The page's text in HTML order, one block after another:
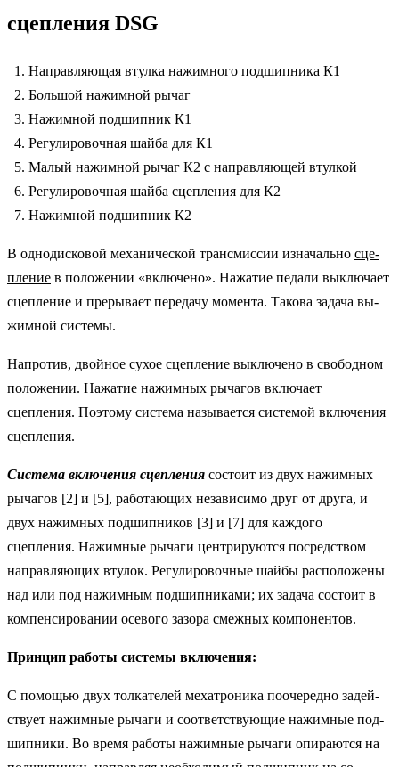
сцепления DSG
Направляющая втулка нажимного подшипника К1
Большой нажимной рычаг
Нажимной подшипник К1
Регулировочная шайба для К1
Малый нажимной рычаг К2 с направляющей втулкой
Регулировочная шайба сцепления для К2
Нажимной подшипник К2
В однодисковой механической трансмиссии изначально сце­
пление в положении «включено». Нажатие педали выключает
сцепление и прерывает передачу момента. Такова задача вы­
жимной системы.
Напротив, двойное сухое сцепление выключено в свободном
положении. Нажатие нажимных рычагов включает
сцепления. Поэтому система называется системой включения
сцепления.
Система включения сцепления состоит из двух нажимных
рыча­гов [2] и [5], работающих независимо друг от друга, и
двух на­жимных подшипников [3] и [7] для каждого
сцепления. Нажим­ные рычаги центрируются посредством
направляющих втулок. Регулировочные шайбы расположены
над или под нажимным подшипниками; их задача состоит в
компенсировании осевого зазора смежных компонентов.
Принцип работы системы включения:
С помощью двух толкателей мехатроника поочередно задей­
ствует нажимные рычаги и соответствующие нажимные под­
шипники. Во время работы нажимные рычаги опираются на